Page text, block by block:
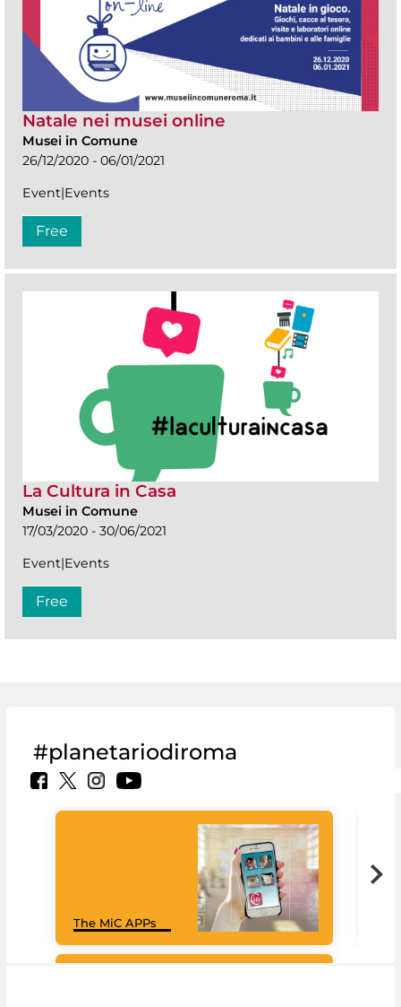
Natale nei musei online
Musei in Comune
26/12/2020 - 06/01/2021
Event|Events
Free
La Cultura in Casa
Musei in Comune
17/03/2020 - 30/06/2021
Event|Events
Free
#planetariodiroma
The MiC APPs